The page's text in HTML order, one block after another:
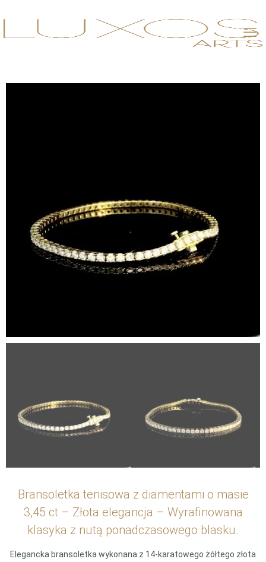
Bransoletka tenisowa z diamentami o masie
3,45 ct – Złota elegancja – Wyrafinowana
klasyka z nutą ponadczasowego blasku.
Elegancka bransoletka wykonana z 14-karatowego żółtego złota